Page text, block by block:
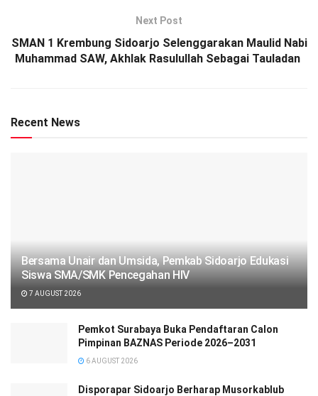
Next Post
SMAN 1 Krembung Sidoarjo Selenggarakan Maulid Nabi
Muhammad SAW, Akhlak Rasulullah Sebagai Tauladan
Recent News
Bersama Unair dan Umsida, Pemkab Sidoarjo Edukasi
Siswa SMA/SMK Pencegahan HIV
7 AUGUST 2026
Pemkot Surabaya Buka Pendaftaran Calon
Pimpinan BAZNAS Periode 2026–2031
6 AUGUST 2026
Disporapar Sidoarjo Berharap Musorkablub